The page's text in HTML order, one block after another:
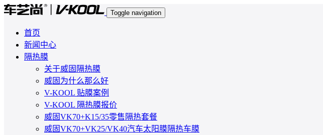
Toggle navigation
首页
新闻中心
隔热膜
关于威固隔热膜
威固为什么那么好
V-KOOL 贴膜案例
V-KOOL 隔热膜报价
威固VK70+K15/35零售隔热套餐
威固VK70+VK25/VK40汽车太阳膜隔热车膜